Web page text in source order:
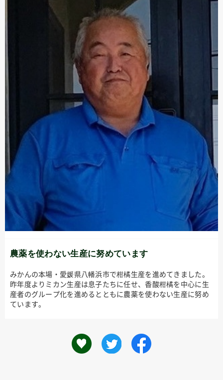
農薬を使わない生産に努めています
みかんの本場・愛媛県八幡浜市で柑橘生産を進めてきました。
昨年度よりミカン生産は息子たちに任せ、香酸柑橘を中心に生
産者のグループ化を進めるとともに農薬を使わない生産に努め
ています。